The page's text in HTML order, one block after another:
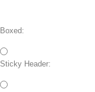
Boxed:
Sticky Header: